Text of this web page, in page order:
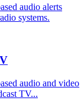
audio alerts
systems.
audio and video
TV...